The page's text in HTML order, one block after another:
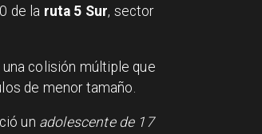
de la ruta 5 Sur, sector
colisión múltiple que
de menor tamaño.
un adolescente de 17